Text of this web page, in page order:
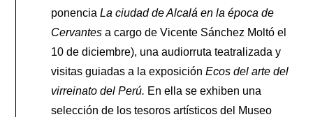
ponenciaLa ciudad de Alcalá en la época de
Cervantes a cargo de Vicente Sánchez Moltó el
10 de diciembre), una audiorruta teatralizada y
visitas guiadas a la exposiciónEcos del arte del
virreinato del Perú. En ella se exhiben una
selección de los tesoros artísticos del Museo